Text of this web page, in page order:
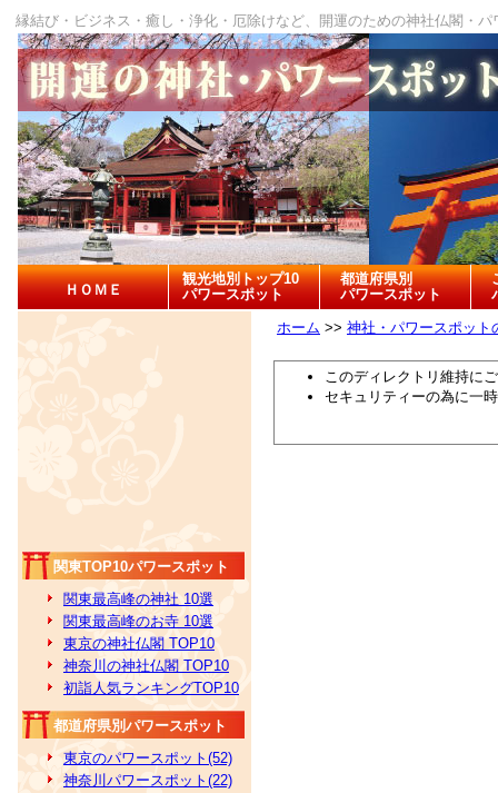
縁結び・ビジネス・癒し・浄化・厄除けなど、開運のための神社仏閣・
ＨＯＭＥ
観光地別トップ10
パワースポット
都道府県別
パワースポット
関東TOP10パワースポット
関東最高峰の神社 10選
関東最高峰のお寺 10選
東京の神社仏閣 TOP10
神奈川の神社仏閣 TOP10
初詣人気ランキングTOP10
都道府県別パワースポット
東京のパワースポット(52)
神奈川パワースポット(22)
ホーム >> 神社・パワースポット
このディレクトリ維持に
セキュリティーの為に一